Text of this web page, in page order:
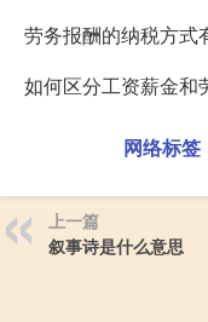
劳务报酬的纳税方式
如何区分工资薪金和
网络标签
上一篇
叙事诗是什么意思